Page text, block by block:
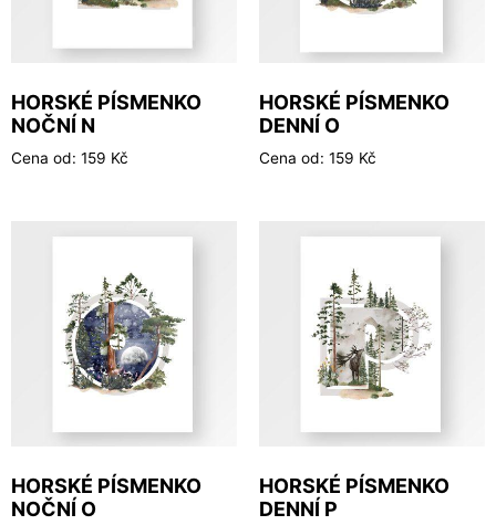
HORSKÉ PÍSMENKO
NOČNÍ N
Cena od: 159 Kč
HORSKÉ PÍSMENKO
DENNÍ O
Cena od: 159 Kč
HORSKÉ PÍSMENKO
NOČNÍ O
HORSKÉ PÍSMENKO
DENNÍ P